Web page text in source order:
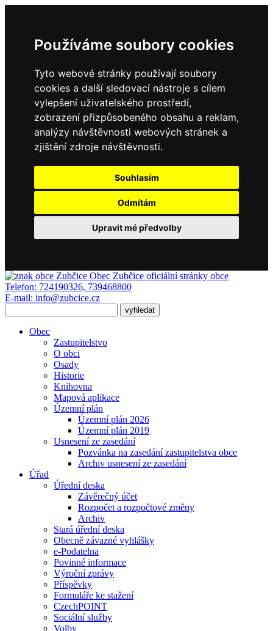
Používáme soubory cookies
Tyto webové stránky používají soubory
cookies a další sledovací nástroje s cílem
vylepšení uživatelského prostředí,
zobrazení přizpůsobeného obsahu a reklam,
analýzy návštěvnosti webových stránek a
zjištění zdroje návštěvnosti.
Souhlasím
Odmítám
Upravit mé předvolby
Obec Zubčice oficiální stránky obce
Telefon: 724190326, 739468800
E-mail: info@zubcice.cz
Obec
Zastupitelstvo
O obci
Osady
Historie
Knihovna
Mapová aplikace
Územní plán
Územní plán 2026
Územní plán 2019
Usnesení ze zasedání
Pozvánka na zasedání zastupitelstva obce
Archiv usnesení ze zasedání
Úřad
Úřední deska
Závěrečný účet
Rozpočet a rozpočtové změny
Archiv
Stará úřední deska
Obecně závazné vyhlášky
e-Podatelna
Povinné informace
Výroční zprávy
Příspěvky
Formuláře ke stažení
CzechPOINT
Sociální služby
Volby